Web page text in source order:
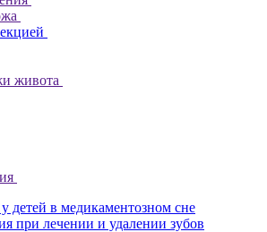
живота
детей в медикаментозном сне
при лечении и удалении зубов